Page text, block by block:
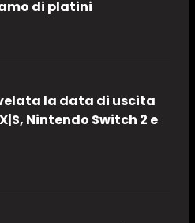
di platini
la data di uscita
Nintendo Switch 2 e